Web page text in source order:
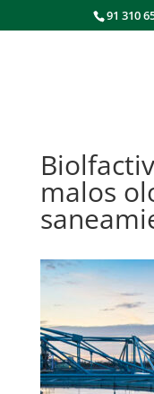
91 310
malos